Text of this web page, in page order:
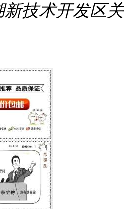
新技术开发区关